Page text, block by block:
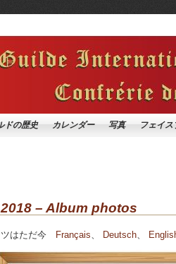
ドの歴史 カレンダー 写真 フェイス
– Album photos
ツはただ今 Français、 Deutsch、